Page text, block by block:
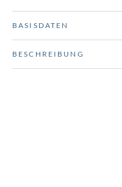
BASISDATEN
BESCHREIBUNG